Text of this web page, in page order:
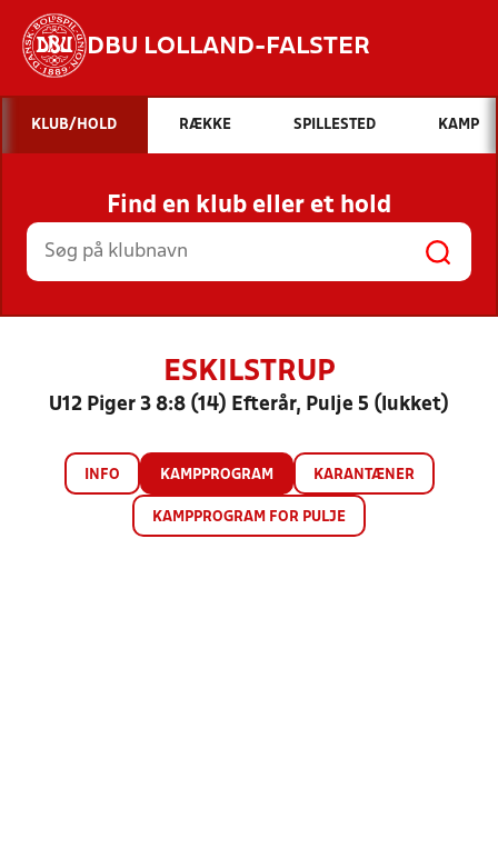
DBU LOLLAND-FALSTER
Hvad vil du søge efter?
INDHOLD OG NYHEDER
STILLINGER, RESULTATER, KLUBBER OG
HOLD
KLUB/HOLD RÆKKE SPILLESTED KAMP
Find en klub eller et hold
ESKILSTRUP
U12 Piger 3 8:8 (14) Efterår, Pulje 5 (lukket)
INFO KAMPPROGRAM KARANTÆNER
KAMPPROGRAM FOR PULJE